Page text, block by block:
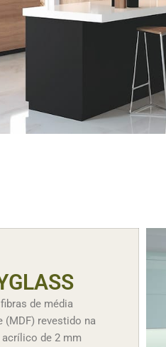
de média
(MDF) revestido na
de 2 mm